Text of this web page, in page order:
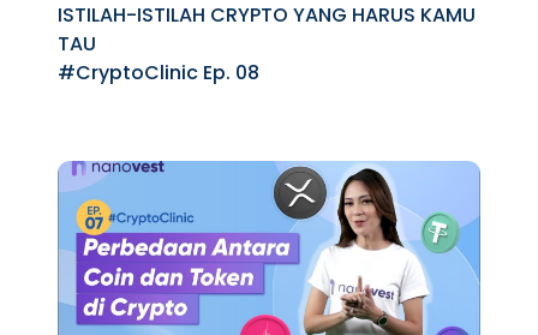
ISTILAH-ISTILAH CRYPTO YANG HARUS KAMU
TAU
#CryptoClinic Ep. 08